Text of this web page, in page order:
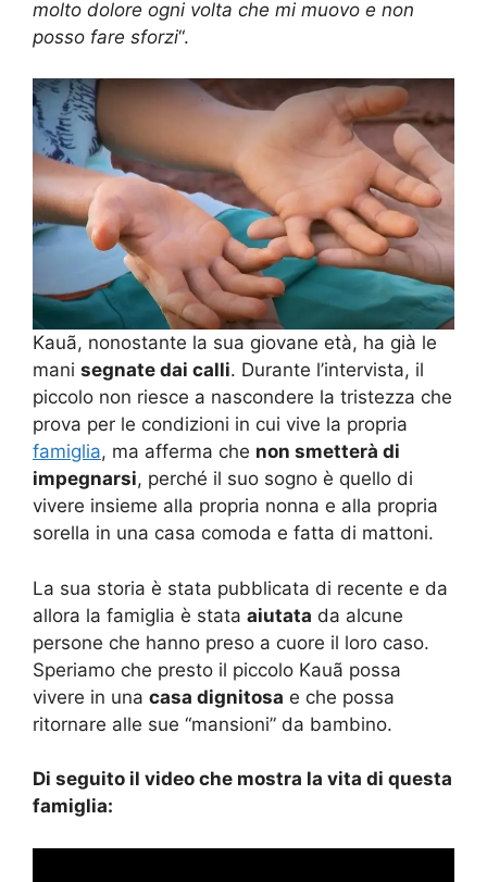
molto dolore ogni volta che mi muovo e non
posso fare sforzi“.
Kauã, nonostante la sua giovane età, ha già le
mani segnate dai calli. Durante l’intervista, il
piccolo non riesce a nascondere la tristezza che
prova per le condizioni in cui vive la propria
famiglia, ma afferma che non smetterà di
impegnarsi, perché il suo sogno è quello di
vivere insieme alla propria nonna e alla propria
sorella in una casa comoda e fatta di mattoni.
La sua storia è stata pubblicata di recente e da
allora la famiglia è stata aiutata da alcune
persone che hanno preso a cuore il loro caso.
Speriamo che presto il piccolo Kauã possa
vivere in una casa dignitosa e che possa
ritornare alle sue “mansioni” da bambino.
Di seguito il video che mostra la vita di questa
famiglia: